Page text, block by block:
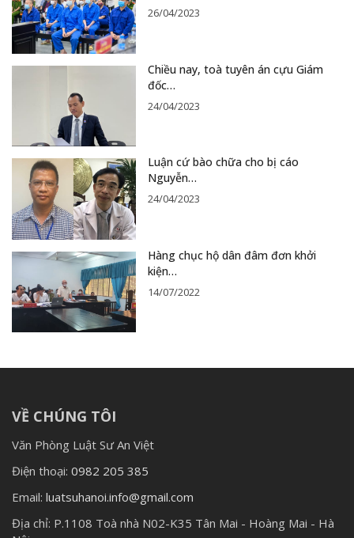
26/04/2023
Chiều nay, toà tuyên án cựu Giám
đốc…
24/04/2023
Luận cứ bào chữa cho bị cáo
Nguyễn…
24/04/2023
Hàng chục hộ dân đâm đơn khởi
kiện…
14/07/2022
VỀ CHÚNG TÔI
Văn Phòng Luật Sư An Việt
Điện thoại: 0982 205 385
Email: luatsuhanoi.info@gmail.com
Địa chỉ: P.1108 Toà nhà N02-K35 Tân Mai - Hoàng Mai - Hà